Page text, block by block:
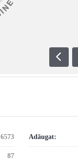
6573 Adăugat:
87